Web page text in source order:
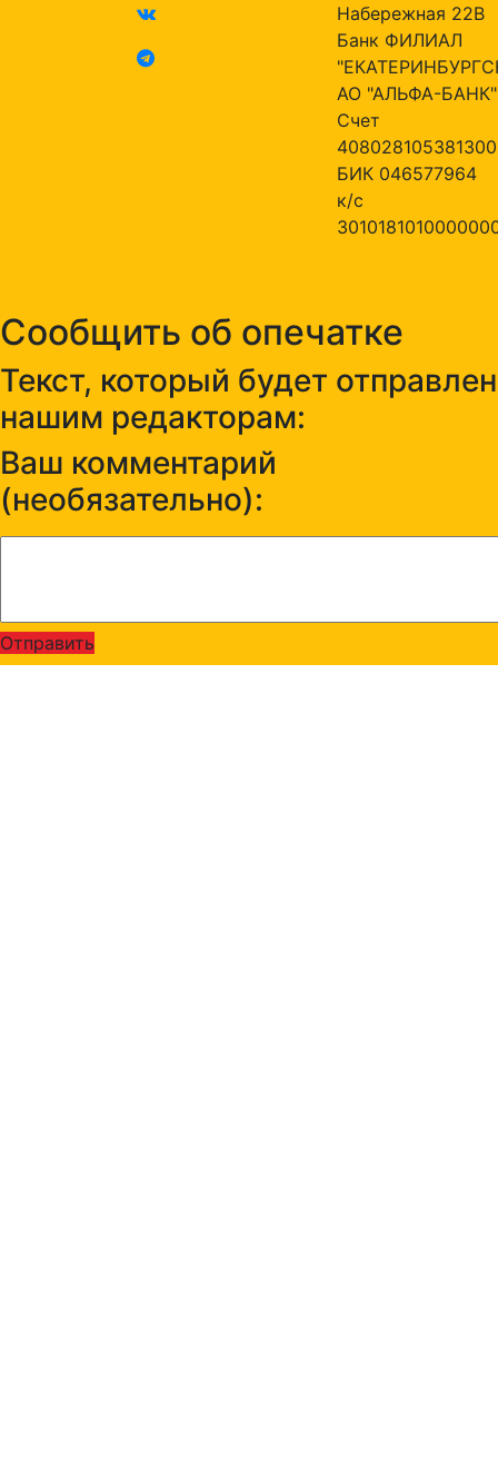
Набережная 22В
Банк ФИЛИАЛ
АО "АЛЬФА-БАНК"
Счет
БИК 046577964
к/с
Сообщить об опечатке
Текст, который будет отправлен
нашим редакторам:
Ваш комментарий
(необязательно):
Отправить